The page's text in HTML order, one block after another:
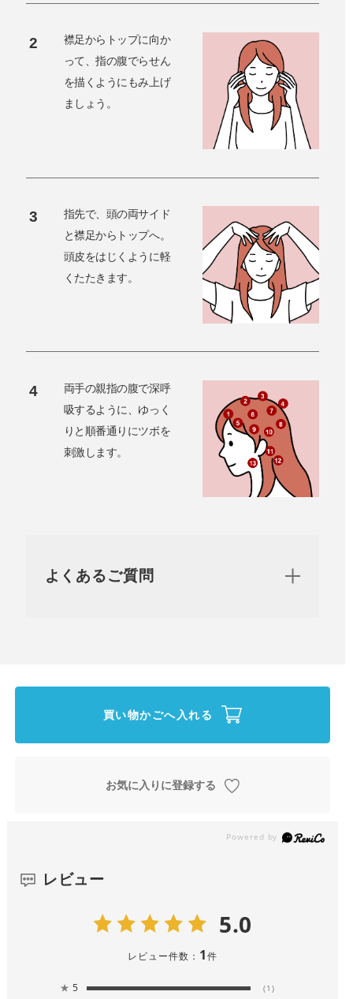
2
襟足からトップに向か
って、指の腹でらせん
を描くようにもみ上げ
ましょう。
3
指先で、頭の両サイド
と襟足からトップへ。
頭皮をはじくように軽
くたたきます。
4
両手の親指の腹で深呼
吸するように、ゆっく
りと順番通りにツボを
刺激します。
よくあるご質問
買い物かごへ入れる
お気に入りに登録する
レビュー
5.0
レビュー件数： 1件
★ 5 (1)